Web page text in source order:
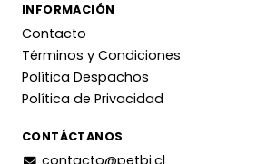
INFORMACIÓN
Contacto
Términos y Condiciones
Política Despachos
Política de Privacidad
CONTÁCTANOS
contacto@petbj.cl